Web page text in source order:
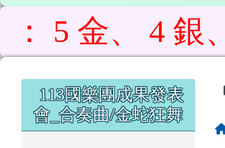
金、 4 銀、 5
左邊區域內容
113國樂團成果發表
會_合奏曲/金蛇狂舞
頁尾區域